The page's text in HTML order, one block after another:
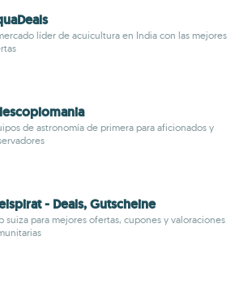
líder de acuicultura en India con las mejores
de astronomía de primera para aficionados y
- Deals, Gutscheine
suiza para mejores ofertas, cupones y valoraciones